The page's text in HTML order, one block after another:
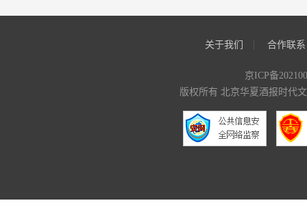
关于我们 合作联系
京ICP备
版权所有 北京华夏酒报时代文